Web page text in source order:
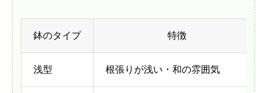
鉢のタイプ 特徴
浅型 根張りが浅い・和の雰囲気